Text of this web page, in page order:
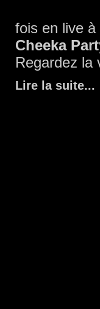
fois en live
Cheeka
Regardez la
Lire la suite...